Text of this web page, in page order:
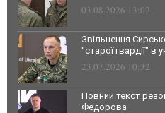
03.08.2026 13:02
Звільнення
"старої гвардії" в
23.07.2026 10:32
Повний текст
Федорова